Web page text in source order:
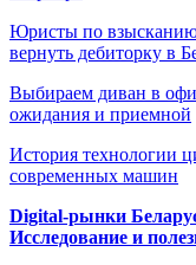
Юристы по взысканию
вернуть дебиторку в
Выбираем диван в
ожидания и приемной
История технологии
современных машин
Digital-рынки
Исследование и